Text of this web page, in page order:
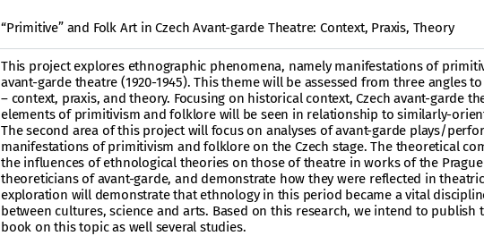
“Primitive” and Folk Art in Czech Avant-garde Theatre: Context, Praxis, Theory
This project explores ethnographic phenomena, namely manifestations of
avant-garde theatre (1920-1945). This theme will be assessed from three angles
– context, praxis, and theory. Focusing on historical context, Czech avant-garde
elements of primitivism and folklore will be seen in relationship to similarly-
The second area of this project will focus on analyses of avant-garde plays/
manifestations of primitivism and folklore on the Czech stage. The theoretical
the influences of ethnological theories on those of theatre in works of the
theoreticians of avant-garde, and demonstrate how they were reflected in
exploration will demonstrate that ethnology in this period became a vital
between cultures, science and arts. Based on this research, we intend to
book on this topic as well several studies.